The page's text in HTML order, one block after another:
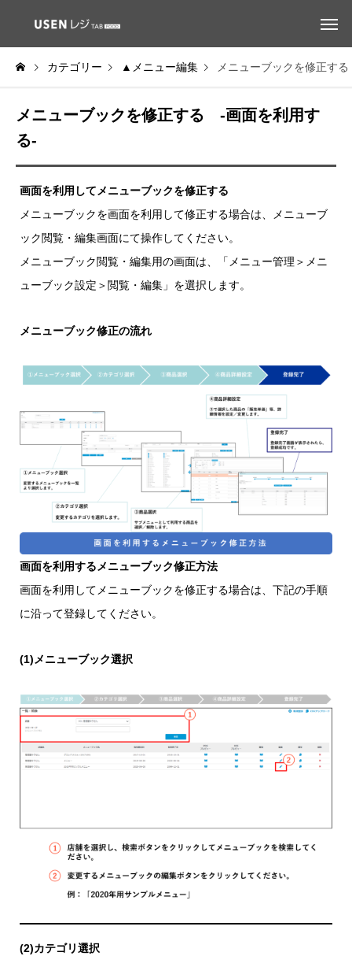
カテゴリー ▲メニュー編集 メニューブックを修正す
メニューブックを修正する -画面を利用す
る-
画面を利用してメニューブックを修正する
メニューブックを画面を利用して修正する場合は、メニューブ
ック閲覧・編集画面にて操作してください。
メニューブック閲覧・編集用の画面は、「メニュー管理＞メニ
ューブック設定＞閲覧・編集」を選択します。
メニューブック修正の流れ
画面を利用するメニューブック修正方法
画面を利用してメニューブックを修正する場合は、下記の手順
に沿って登録してください。
(1)メニューブック選択
(2)カテゴリ選択